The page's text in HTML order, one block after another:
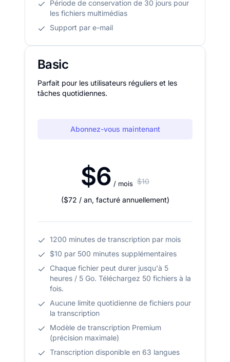
Période de conservation de 30 jours pour
les fichiers multimédias
Support par e-mail
Basic
Parfait pour les utilisateurs réguliers et les
tâches quotidiennes.
Abonnez-vous maintenant
$6 / mois $10
($72 / an, facturé annuellement)
1200 minutes de transcription par mois
$10 par 500 minutes supplémentaires
Chaque fichier peut durer jusqu'à 5
heures / 5 Go. Téléchargez 50 fichiers à la
fois.
Aucune limite quotidienne de fichiers pour
la transcription
Modèle de transcription Premium
(précision maximale)
Transcription disponible en 63 langues